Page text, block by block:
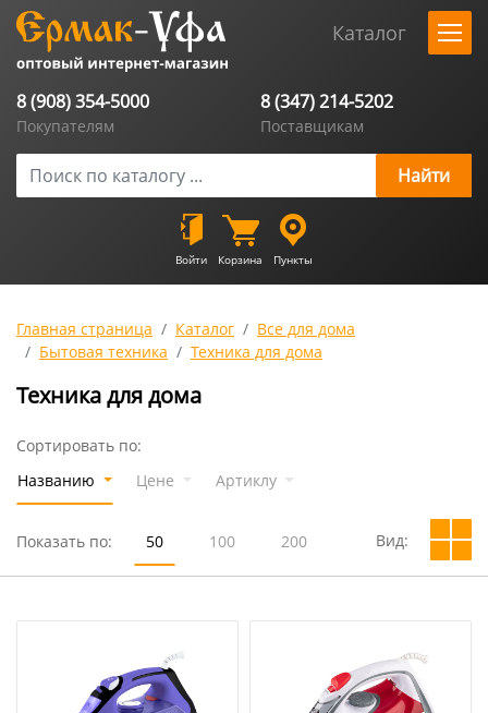
Каталог
8 (908) 354-5000
Покупателям
8 (347) 214-5202
Поставщикам
Войти Корзина Пункты
Главная страница Каталог
Все для дома
Бытовая техника
Техника для дома
Техника для дома
Сортировать по:
Названию
Цене Артиклу
Показать по: 50 100 200 Вид: